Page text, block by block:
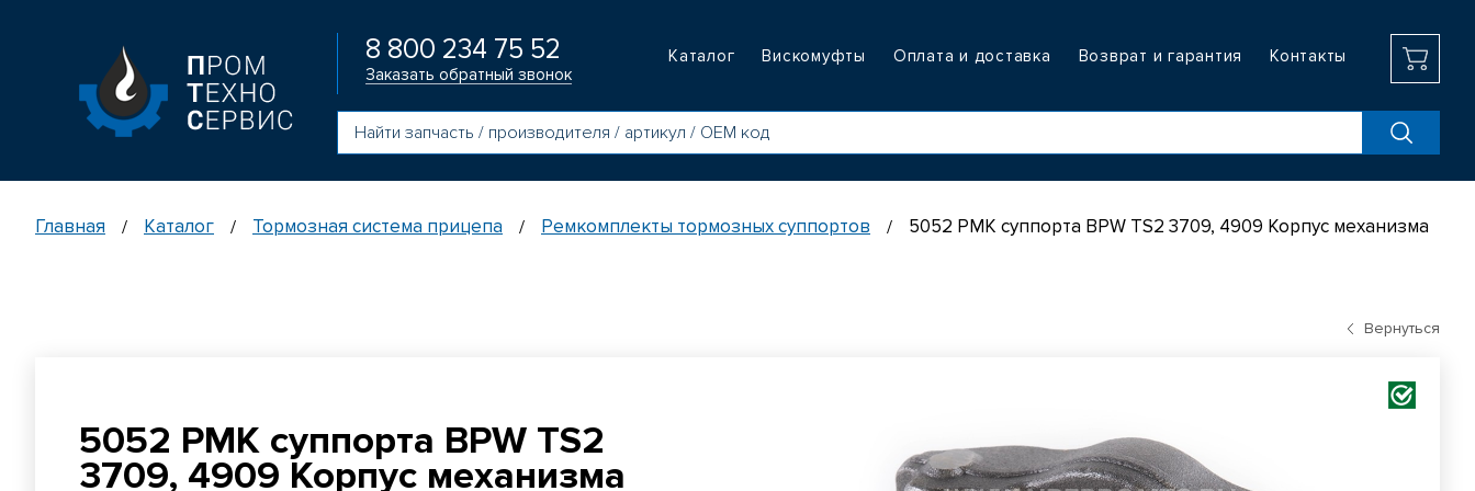
8 800 234 75 52
Заказать обратный звонок
Каталог Вискомуфты Оплата и доставка Возврат и гарантия Контакты
Главная / Каталог / Тормозная система прицепа / Ремкомплекты тормозных суппортов / 5052 РМК суппорта BPW TS2 3709, 4909 Корпус механизма
Вернуться
5052 РМК суппорта BPW TS2
3709, 4909 Корпус механизма